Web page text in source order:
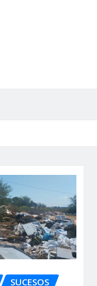
SUCESOS